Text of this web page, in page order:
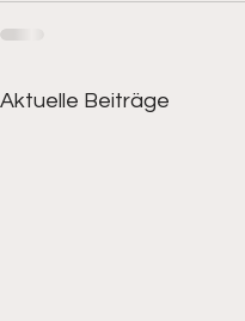
Aktuelle Beiträge